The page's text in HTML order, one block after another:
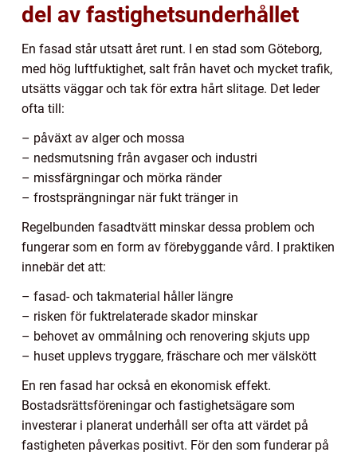
del av fastighetsunderhållet
En fasad står utsatt året runt. I en stad som Göteborg,
med hög luftfuktighet, salt från havet och mycket trafik,
utsätts väggar och tak för extra hårt slitage. Det leder
ofta till:
– påväxt av alger och mossa
– nedsmutsning från avgaser och industri
– missfärgningar och mörka ränder
– frostsprängningar när fukt tränger in
Regelbunden fasadtvätt minskar dessa problem och
fungerar som en form av förebyggande vård. I praktiken
innebär det att:
– fasad- och takmaterial håller längre
– risken för fuktrelaterade skador minskar
– behovet av ommålning och renovering skjuts upp
– huset upplevs tryggare, fräschare och mer välskött
En ren fasad har också en ekonomisk effekt.
Bostadsrättsföreningar och fastighetsägare som
investerar i planerat underhåll ser ofta att värdet på
fastigheten påverkas positivt. För den som funderar på